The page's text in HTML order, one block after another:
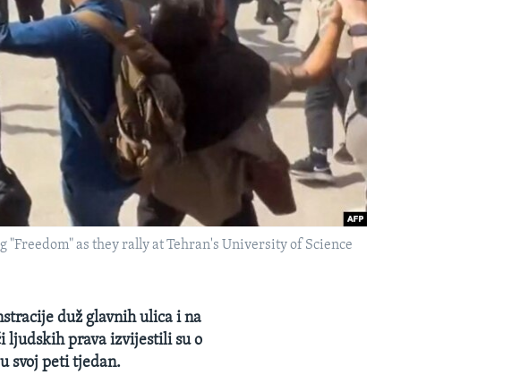
"Freedom" as they rally at Tehran's University of Science
duž glavnih ulica i na
ljudskih prava izvijestili su o
svoj peti tjedan.